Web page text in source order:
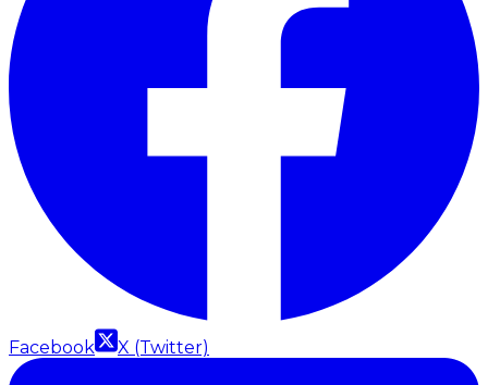
Facebook X (Twitter)